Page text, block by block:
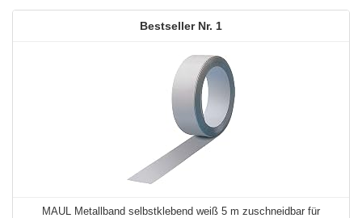
1
MAUL Metallband selbstklebend weiß 5 m zuschneidbar für